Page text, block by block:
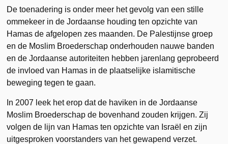
De toenadering is onder meer het gevolg van een stille
ommekeer in de Jordaanse houding ten opzichte van
Hamas de afgelopen zes maanden. De Palestijnse groep
en de Moslim Broederschap onderhouden nauwe banden
en de Jordaanse autoriteiten hebben jarenlang geprobeerd
de invloed van Hamas in de plaatselijke islamitische
beweging tegen te gaan.
In 2007 leek het erop dat de haviken in de Jordaanse
Moslim Broederschap de bovenhand zouden krijgen. Zij
volgen de lijn van Hamas ten opzichte van Israël en zijn
uitgesproken voorstanders van het gewapend verzet.